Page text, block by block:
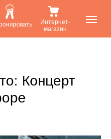
Интернет-
магазин
Концерт